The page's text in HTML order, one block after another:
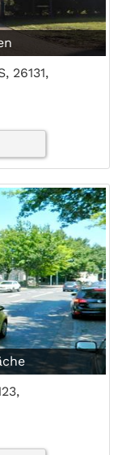
26131,